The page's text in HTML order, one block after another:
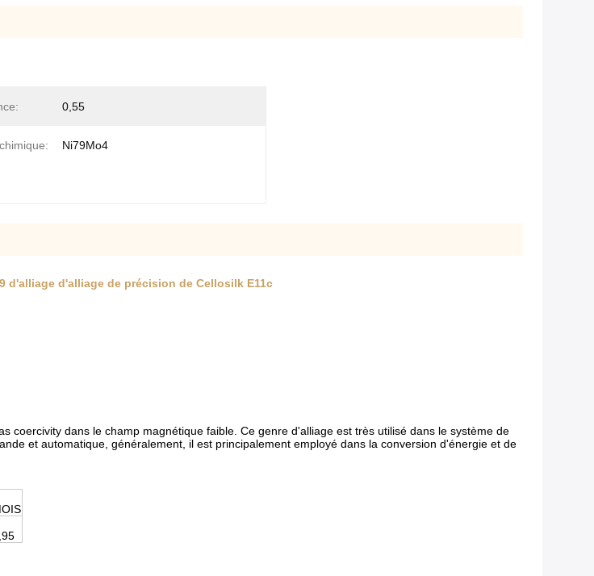
0,55
Ni79Mo4
d'alliage d'alliage de précision de Cellosilk E11c
coercivity dans le champ magnétique faible. Ce genre d'alliage est très utilisé dans le système de
et automatique, généralement, il est principalement employé dans la conversion d'énergie et de